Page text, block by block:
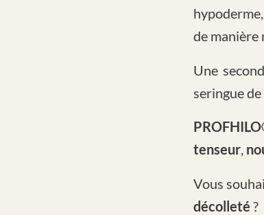
de manière
Une
seringue de
tenseur,
Vous
décolleté ?